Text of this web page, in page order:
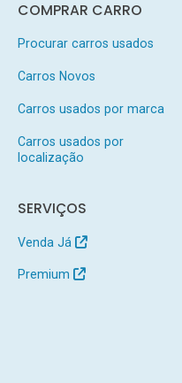
COMPRAR CARRO
Procurar carros usados
Carros Novos
Carros usados por marca
Carros usados por
localização
SERVIÇOS
Venda Já
Premium